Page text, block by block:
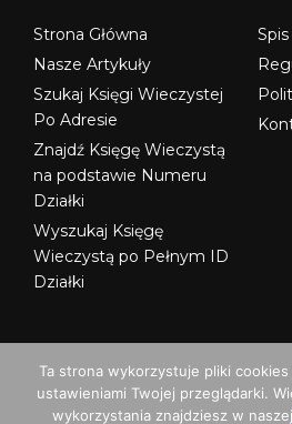
Strona Główna
Nasze Artykuły
Szukaj Księgi Wieczystej
Po Adresie
Znajdź Księgę Wieczystą
na podstawie Numeru
Działki
Wyszukaj Księgę
Wieczystą po Pełnym ID
Działki
© Copyright ksiegi-wieczyste.org
Ta strona wykorzystuje pliki cookies
ustawieniami Twojej przeglądarki.
wykorzystania znajdziesz w naszej